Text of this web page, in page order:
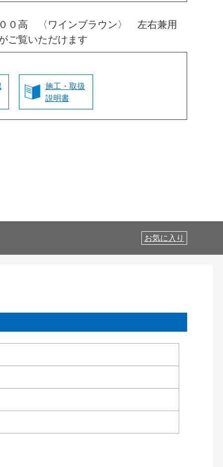
０高 〈ワインブラウン〉 左右兼用
ご覧いただけます
施工・取扱
説明書
お気に入り